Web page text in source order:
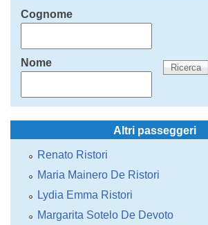
Cognome
Nome
Altri passeggeri
Renato Ristori
Maria Mainero De Ristori
Lydia Emma Ristori
Margarita Sotelo De Devoto